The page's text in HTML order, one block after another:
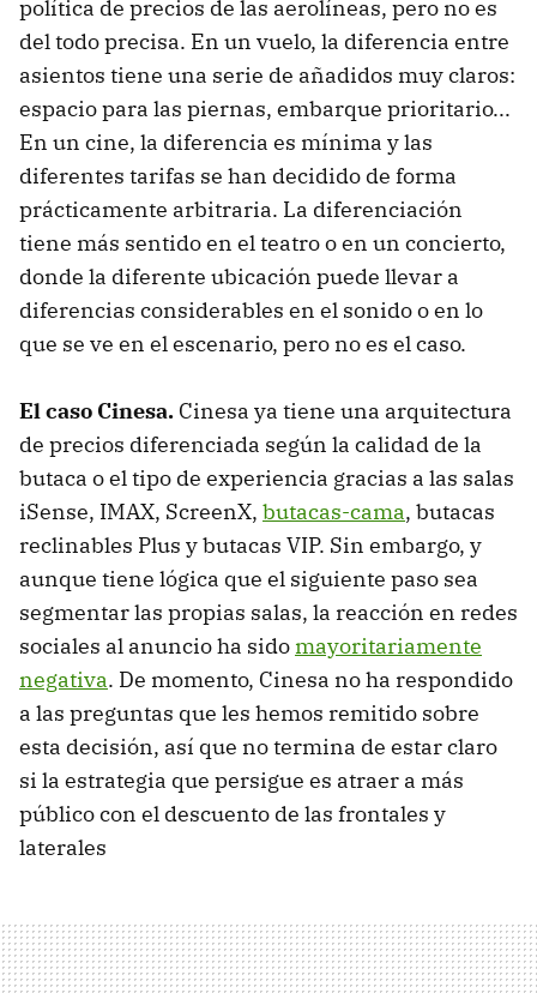
política de precios de las aerolíneas, pero no es
del todo precisa. En un vuelo, la diferencia entre
asientos tiene una serie de añadidos muy claros:
espacio para las piernas, embarque prioritario...
En un cine, la diferencia es mínima y las
diferentes tarifas se han decidido de forma
prácticamente arbitraria. La diferenciación
tiene más sentido en el teatro o en un concierto,
donde la diferente ubicación puede llevar a
diferencias considerables en el sonido o en lo
que se ve en el escenario, pero no es el caso.
El caso Cinesa. Cinesa ya tiene una arquitectura
de precios diferenciada según la calidad de la
butaca o el tipo de experiencia gracias a las salas
iSense, IMAX, ScreenX, butacas-cama, butacas
reclinables Plus y butacas VIP. Sin embargo, y
aunque tiene lógica que el siguiente paso sea
segmentar las propias salas, la reacción en redes
sociales al anuncio ha sidomayoritariamente
negativa. De momento, Cinesa no ha respondido
a las preguntas que les hemos remitido sobre
esta decisión, así que no termina de estar claro
si la estrategia que persigue es atraer a más
público con el descuento de las frontales y
laterales